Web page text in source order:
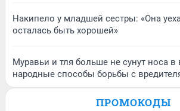
Накипело у младшей сестры: «Она
осталась быть хорошей»
Муравьи и тля больше не сунут носа в
народные способы борьбы с
ПРОМОКОДЫ